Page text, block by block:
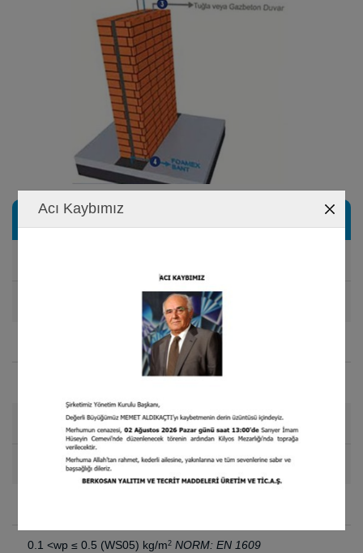
Especificaciones Técnicas
NORM: EN 1602
Tamaño del Rollo
1.50 x 30 m (También se produce en forma de placa)
0.1 <wp ≤ 0.5 (WS05) kg/m2 NORM: EN 1609
Acı Kaybımız